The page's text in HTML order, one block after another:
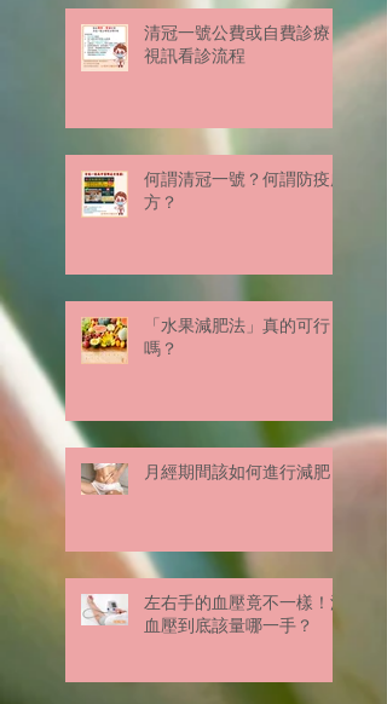
清冠一號公費或自費診療
視訊看診流程
何謂清冠一號？何謂防疫處
方？
「水果減肥法」真的可行
嗎？
月經期間該如何進行減肥？
左右手的血壓竟不一樣！測
血壓到底該量哪一手？